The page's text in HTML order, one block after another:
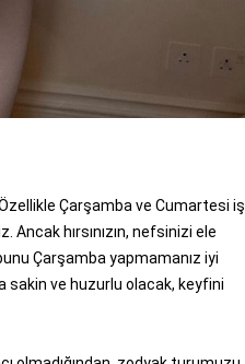
Çarşamba ve Cumartesi iş
Ancak hırsınızın, nefsinizi ele
Çarşamba yapmamanız iyi
sakin ve huzurlu olacak, keyfini